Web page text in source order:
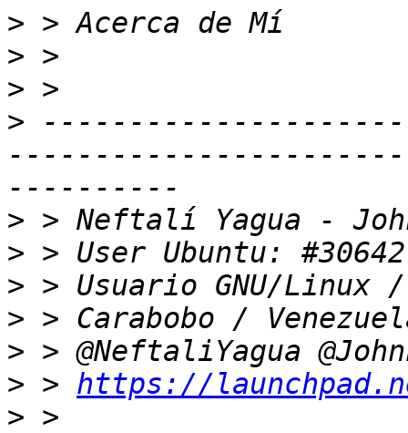
>
>
>
>
>
>
>
>
>
> > https://
>